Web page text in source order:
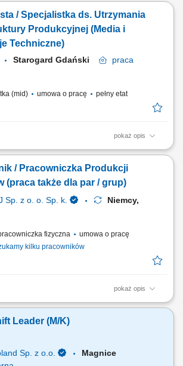
w obszarze produkcyjnym. Usuwanie na
awarii i nieprawidłowości oraz wykonywanie
w nadzorowanych instalacjach i urządzeniach w
/ Specjalistka ds. Utrzymania
Produkcyjnej (Media i
Techniczne)
Starogard Gdański
praca
(mid) umowa o pracę pełny etat
pokaż opis
sprawnego funkcjonowania
oraz urządzeń wspierających procesy
pracy instalacji pomocniczych, reagowanie na
bieżących napraw i regulacji. Współpraca
parametrów...
/ Pracowniczka Produkcji
Napojów (praca także dla par / grup)
Sp. z o. o. Sp. k.
Niemcy,
fizyczna
umowa o pracę
kilku pracowników
pokaż opis
prostych procesów produkcyjnych przy taśmie;
poprawności oznaczeń; Kontrola jakości
pomocniczych na hali produkcyjnej;
Leader (M/K)
Sp. z o.o.
Magnice